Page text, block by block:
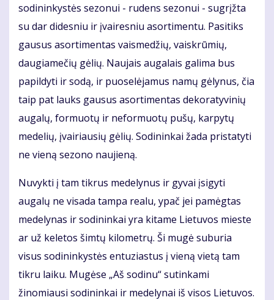
sodininkystės sezonui - rudens sezonui - sugrįžta
su dar didesniu ir įvairesniu asortimentu. Pasitiks
gausus asortimentas vaismedžių, vaiskrūmių,
daugiamečių gėlių. Naujais augalais galima bus
papildyti ir sodą, ir puoselėjamus namų gėlynus, čia
taip pat lauks gausus asortimentas dekoratyvinių
augalų, formuotų ir neformuotų pušų, karpytų
medelių, įvairiausių gėlių. Sodininkai žada pristatyti
ne vieną sezono naujieną.
Nuvykti į tam tikrus medelynus ir gyvai įsigyti
augalų ne visada tampa realu, ypač jei pamėgtas
medelynas ir sodininkai yra kitame Lietuvos mieste
ar už keletos šimtų kilometrų. Ši mugė suburia
visus sodininkystės entuziastus į vieną vietą tam
tikru laiku. Mugėse „Aš sodinu“ sutinkami
žinomiausi sodininkai ir medelynai iš visos Lietuvos.